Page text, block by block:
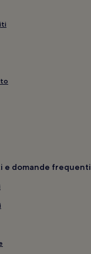
e domande frequenti